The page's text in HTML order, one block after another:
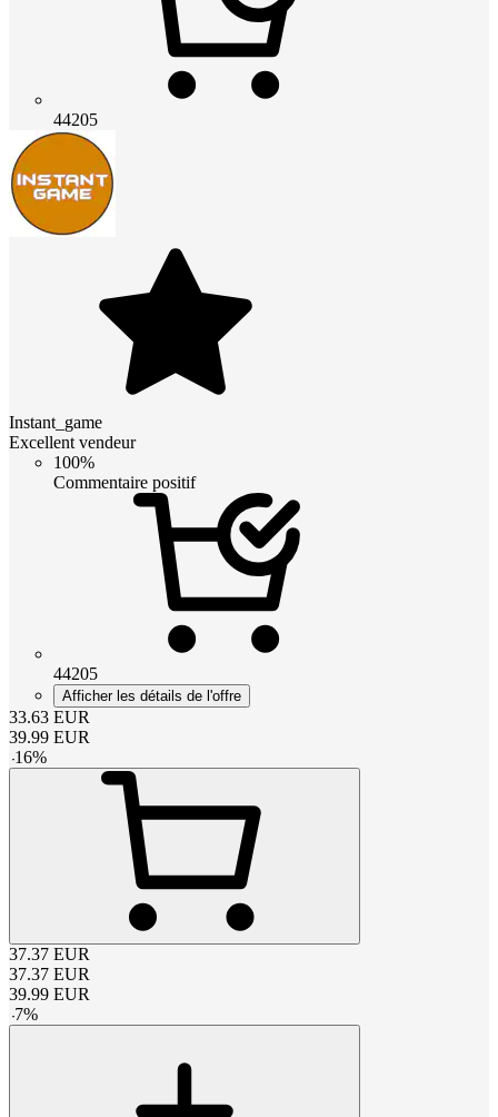
44205
Instant_game
Excellent vendeur
100%
Commentaire positif
44205
Afficher les détails de l'offre
33.63 EUR
39.99 EUR
-16%
37.37 EUR
37.37 EUR
39.99 EUR
-7%